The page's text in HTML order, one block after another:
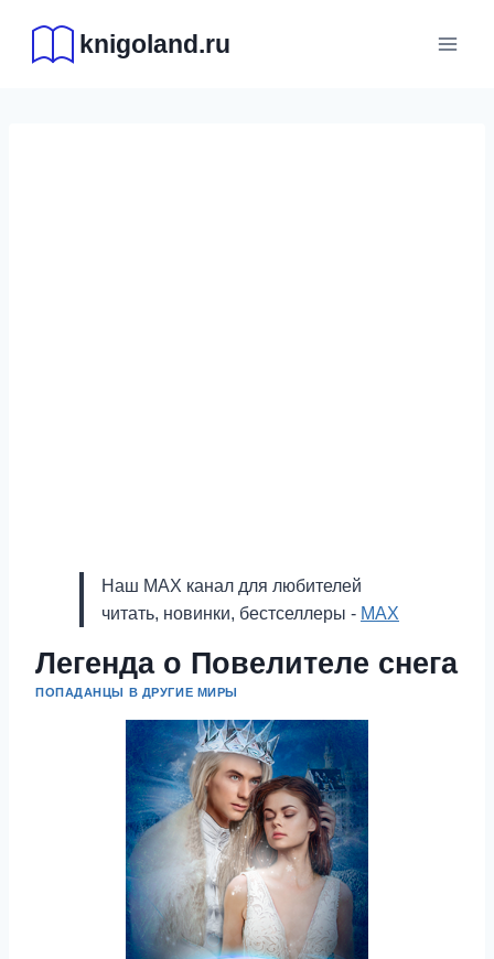
содержимому
knigoland.ru
Наш MAX канал для любителей
читать, новинки, бестселлеры - MAX
Легенда о Повелителе снега
ПОПАДАНЦЫ В ДРУГИЕ МИРЫ